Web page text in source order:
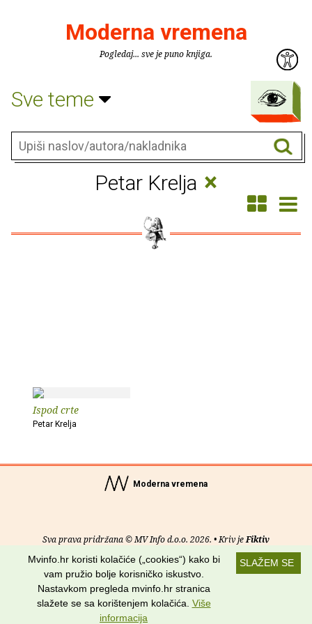
Moderna vremena
Pogledaj... sve je puno knjiga.
Sve teme
Petar Krelja ×
Ispod crte
Petar Krelja
Moderna vremena
Sva prava pridržana © MV Info d.o.o. 2026. • Kriv jeFiktiv
Uvjeti korištenja RSS kanali
Potraži nas na:
SLAŽEM SE
Mvinfo.hr koristi kolačiće („cookies“) kako bi
vam pružio bolje korisničko iskustvo.
Nastavkom pregleda mvinfo.hr stranica
slažete se sa korištenjem kolačića. Više
informacija